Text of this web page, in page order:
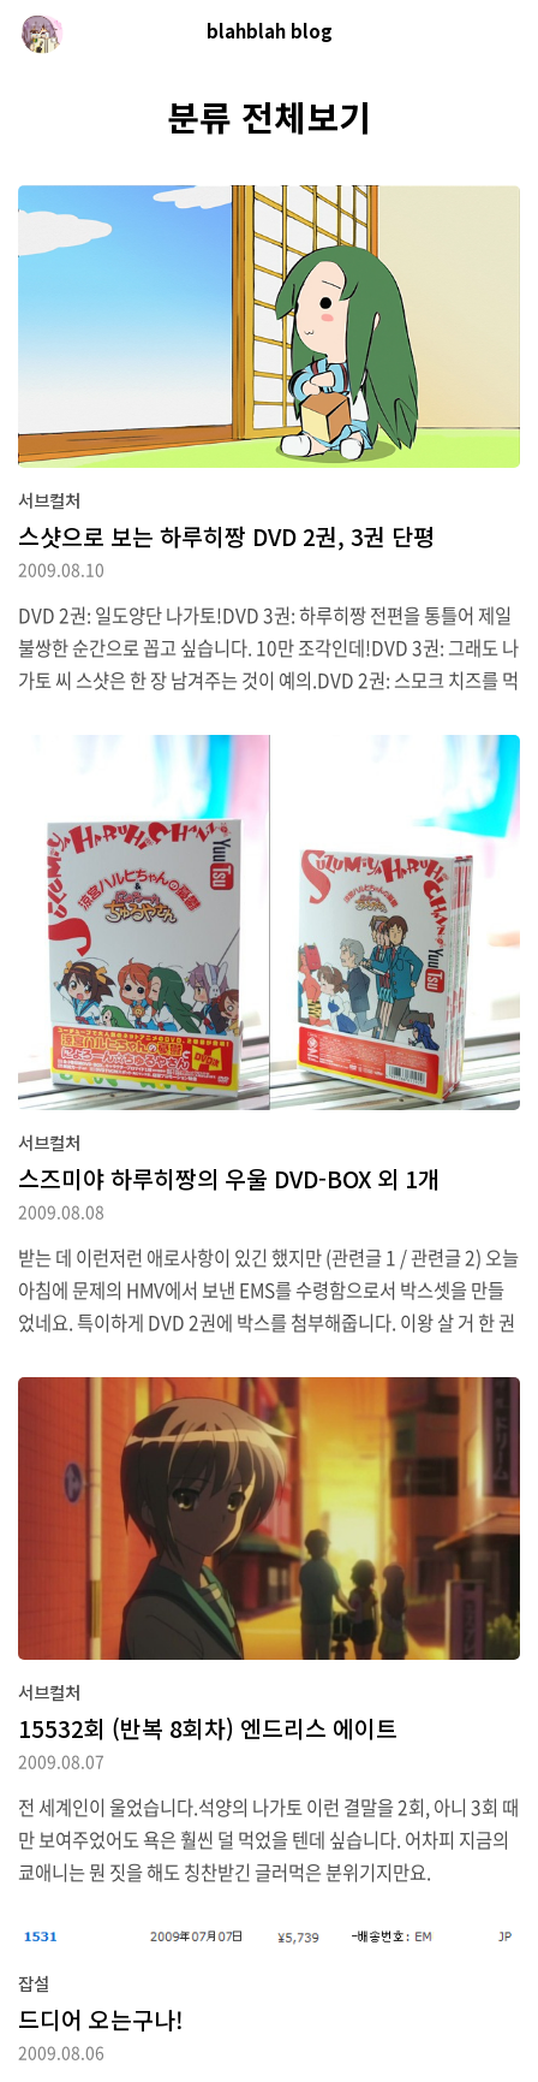
blahblah blog
분류 전체보기
서브컬처
스샷으로 보는 하루히짱 DVD 2권, 3권 단평
2009.08.10
DVD 2권: 일도양단 나가토!DVD 3권: 하루히짱 전편을 통틀어 제일
불쌍한 순간으로 꼽고 싶습니다. 10만 조각인데!DVD 3권: 그래도 나
가토 씨 스샷은 한 장 남겨주는 것이 예의.DVD 2권: 스모크 치즈를 먹
고 나서는 아무 것도 묻지 않는게 예의지요. 여담. 현재의 고민은 하루
히 신작 DVD를 지르느냐 마느냐입니다. 일단은 고민만 하는 중입니
서브컬처
스즈미야 하루히짱의 우울 DVD-BOX 외 1개
2009.08.08
받는 데 이런저런 애로사항이 있긴 했지만 (관련글 1 / 관련글 2) 오늘
아침에 문제의 HMV에서 보낸 EMS를 수령함으로서 박스셋을 만들
었네요. 특이하게 DVD 2권에 박스를 첨부해줍니다. 이왕 살 거 한 권
전으로는 시라이시 미노루가 등장하는 오니구치 시리즈가 들어있습
니다. 재생시간을 보니 3권 만들면서 본편 재생시간이 모자란 걸 맞추
기 위해 넣은 모양이더군요. 하루히 신OP Super Driver도 같이 받
았습니다. 아, 개봉샷이 저것 뿐인 건 아직은 제가 일본 CD 제작사들
의 ‘커버 디자인 센스’에 대한 이해가 부족해서라고 생각해 주십시오.
서브컬처
15532회 (반복 8회차) 엔드리스 에이트
2009.08.07
전 세계인이 울었습니다.석양의 나가토 이런 결말을 2회, 아니 3회 때
만 보여주었어도 욕은 훨씬 덜 먹었을 텐데 싶습니다. 어차피 지금의
쿄애니는 뭔 짓을 해도 칭찬받긴 글러먹은 분위기지만요.
잡설
드디어 오는구나!
2009.08.06